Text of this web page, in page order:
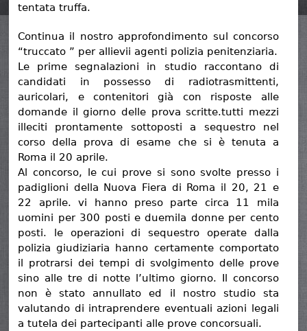
tentata truffa.
Continua il nostro approfondimento sul concorso
“truccato ” per allievii agenti polizia penitenziaria.
Le prime segnalazioni in studio raccontano di
candidati in possesso di radiotrasmittenti,
auricolari, e contenitori già con risposte alle
domande il giorno delle prova scritte.tutti mezzi
illeciti prontamente sottoposti a sequestro nel
corso della prova di esame che si è tenuta a
Roma il 20 aprile.
Al concorso, le cui prove si sono svolte presso i
padiglioni della Nuova Fiera di Roma il 20, 21 e
22 aprile. vi hanno preso parte circa 11 mila
uomini per 300 posti e duemila donne per cento
posti. le operazioni di sequestro operate dalla
polizia giudiziaria hanno certamente comportato
il protrarsi dei tempi di svolgimento delle prove
sino alle tre di notte l’ultimo giorno. Il concorso
non è stato annullato ed il nostro studio sta
valutando di intraprendere eventuali azioni legali
a tutela dei partecipanti alle prove concorsuali.